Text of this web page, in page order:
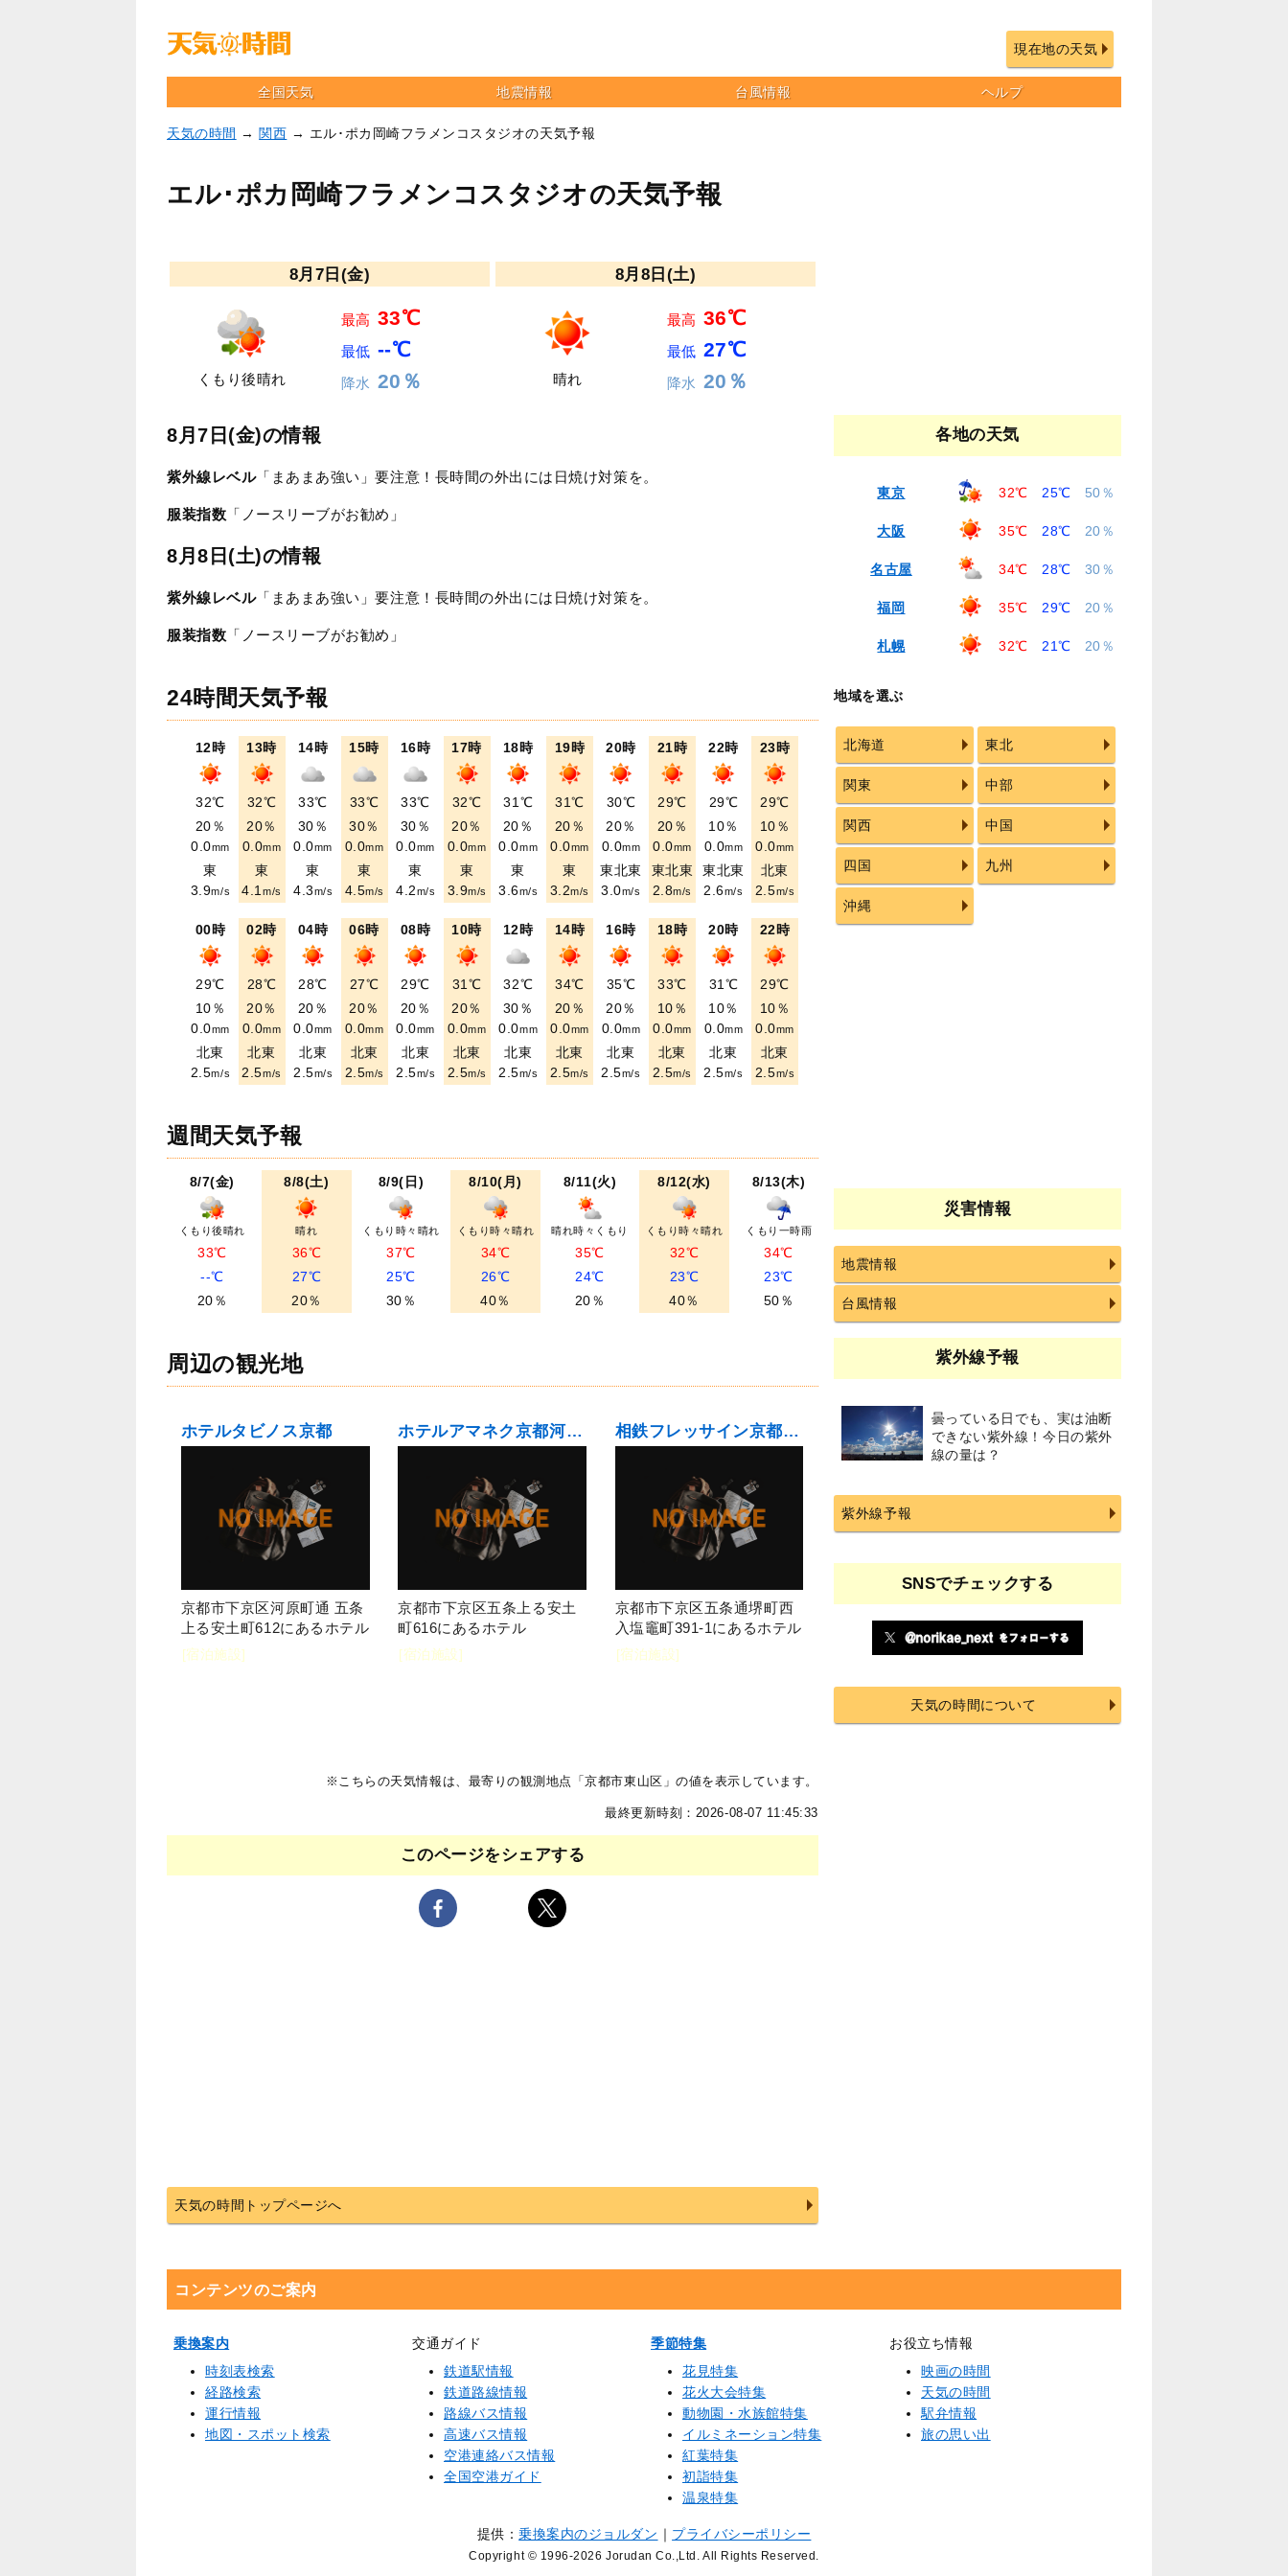
現在地の天気
全国天気 地震情報 台風情報 ヘルプ
天気の時間 → 関西 → エル･ポカ岡崎フラメンコスタジオの天気予報
エル･ポカ岡崎フラメンコスタジオの天気予報
8月7日(金)
くもり後晴れ
最高 33℃
最低 --℃
降水 20％
8月8日(土)
晴れ
最高 36℃
最低 27℃
降水 20％
8月7日(金)の情報
紫外線レベル「まあまあ強い」要注意！長時間の外出には日焼け対策を。
服装指数 「ノースリーブがお勧め」
8月8日(土)の情報
紫外線レベル「まあまあ強い」要注意！長時間の外出には日焼け対策を。
服装指数 「ノースリーブがお勧め」
24時間天気予報
12時
32℃
20％
0.0mm
東
3.9m/s
13時
32℃
20％
0.0mm
東
4.1m/s
14時
33℃
30％
0.0mm
東
4.3m/s
15時
33℃
30％
0.0mm
東
4.5m/s
16時
33℃
30％
0.0mm
東
4.2m/s
17時
32℃
20％
0.0mm
東
3.9m/s
18時
31℃
20％
0.0mm
東
3.6m/s
19時
31℃
20％
0.0mm
東
3.2m/s
20時
30℃
20％
0.0mm
東北東
3.0m/s
21時
29℃
20％
0.0mm
東北東
2.8m/s
22時
29℃
10％
0.0mm
東北東
2.6m/s
23時
29℃
10％
0.0mm
北東
2.5m/s
00時
29℃
10％
0.0mm
北東
2.5m/s
02時
28℃
20％
0.0mm
北東
2.5m/s
04時
28℃
20％
0.0mm
北東
2.5m/s
06時
27℃
20％
0.0mm
北東
2.5m/s
08時
29℃
20％
0.0mm
北東
2.5m/s
10時
31℃
20％
0.0mm
北東
2.5m/s
12時
32℃
30％
0.0mm
北東
2.5m/s
14時
34℃
20％
0.0mm
北東
2.5m/s
16時
35℃
20％
0.0mm
北東
2.5m/s
18時
33℃
10％
0.0mm
北東
2.5m/s
20時
31℃
10％
0.0mm
北東
2.5m/s
22時
29℃
10％
0.0mm
北東
2.5m/s
週間天気予報
8/7(金)
くもり後晴れ
33℃
--℃
20％
8/8(土)
晴れ
36℃
27℃
20％
8/9(日)
くもり時々晴れ
37℃
25℃
30％
8/10(月)
くもり時々晴れ
34℃
26℃
40％
8/11(火)
晴れ時々くもり
35℃
24℃
20％
8/12(水)
くもり時々晴れ
32℃
23℃
40％
8/13(木)
くもり一時雨
34℃
23℃
50％
周辺の観光地
ホテルタビノス京都
京都市下京区河原町通 五条
上る安土町612にあるホテル
[宿泊施設]
ホテルアマネク京都河原町五条
京都市下京区五条上る安土
町616にあるホテル
[宿泊施設]
相鉄フレッサイン京都清水五条
京都市下京区五条通堺町西
入塩竈町391-1にあるホテル
[宿泊施設]
※こちらの天気情報は、最寄りの観測地点「京都市東山区」の値を表示しています。
最終更新時刻：2026-08-07 11:45:33
このページをシェアする
各地の天気
東京 32℃ 25℃ 50％
大阪 35℃ 28℃ 20％
名古屋 34℃ 28℃ 30％
福岡 35℃ 29℃ 20％
札幌 32℃ 21℃ 20％
地域を選ぶ
北海道 東北
関東 中部
関西 中国
四国 九州
沖縄
災害情報
地震情報
台風情報
紫外線予報
曇っている日でも、実は油断
できない紫外線！今日の紫外
線の量は？
紫外線予報
SNSでチェックする
天気の時間について
天気の時間トップページへ
コンテンツのご案内
乗換案内
時刻表検索
経路検索
運行情報
地図・スポット検索
交通ガイド
鉄道駅情報
鉄道路線情報
路線バス情報
高速バス情報
空港連絡バス情報
全国空港ガイド
季節特集
花見特集
花火大会特集
動物園・水族館特集
イルミネーション特集
紅葉特集
初詣特集
温泉特集
お役立ち情報
映画の時間
天気の時間
駅弁情報
旅の思い出
提供：乗換案内のジョルダン ｜ プライバシーポリシー
Copyright © 1996-2026 Jorudan Co.,Ltd. All Rights Reserved.